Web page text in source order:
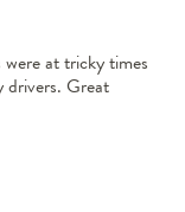
at tricky times
Great